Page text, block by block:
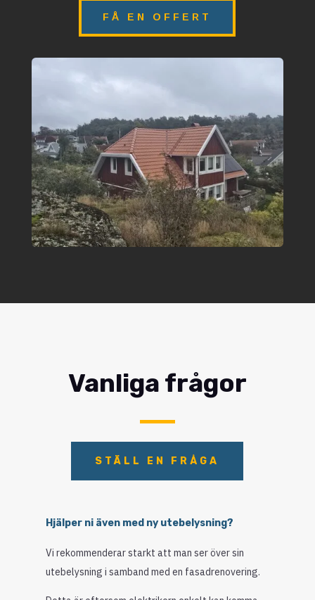
FÅ EN OFFERT
Vanliga frågor
STÄLL EN FRÅGA
Hjälper ni även med ny utebelysning?
Vi rekommenderar starkt att man ser över sin
utebelysning i samband med en fasadrenovering.